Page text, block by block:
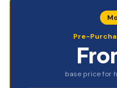
Pre-
base price for